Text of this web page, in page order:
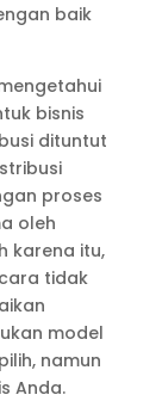
baik
bisnis
dituntut
proses
oleh
karena itu,
tidak
model
namun
Anda.